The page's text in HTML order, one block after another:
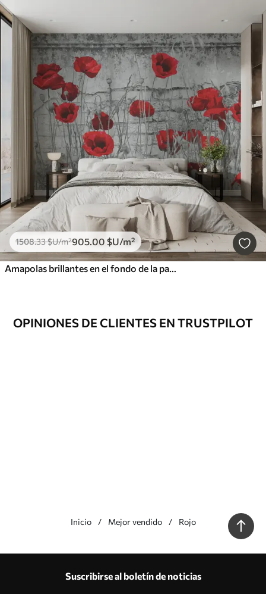
1508.33$U/m²905.00 $U/m²
Amapolas brillantes en el fondo de la pared
OPINIONES DE CLIENTES EN TRUSTPILOT
Inicio Mejor vendido Rojo
Producción según tallas individualesSuscribirse al boletín de noticias